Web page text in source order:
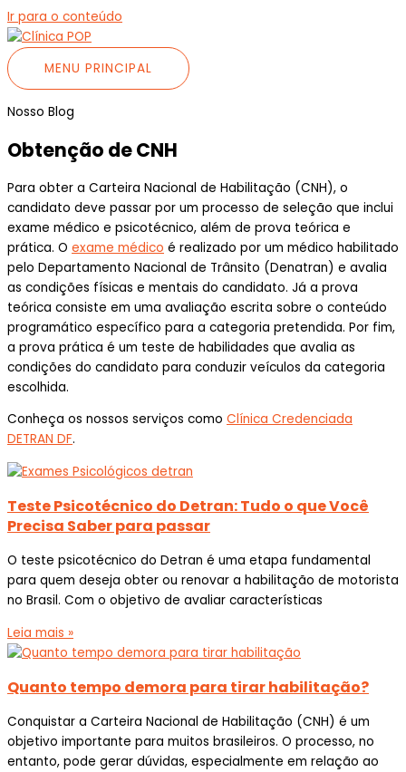
Ir para o conteúdo
MENU PRINCIPAL
Nosso Blog
Obtenção de CNH
Para obter a Carteira Nacional de Habilitação (CNH), o
candidato deve passar por um processo de seleção que inclui
exame médico e psicotécnico, além de prova teórica e
prática. O exame médico é realizado por um médico habilitado
pelo Departamento Nacional de Trânsito (Denatran) e avalia
as condições físicas e mentais do candidato. Já a prova
teórica consiste em uma avaliação escrita sobre o conteúdo
programático específico para a categoria pretendida. Por fim,
a prova prática é um teste de habilidades que avalia as
condições do candidato para conduzir veículos da categoria
escolhida.
Conheça os nossos serviços como Clínica Credenciada
DETRAN DF.
Teste Psicotécnico do Detran: Tudo o que Você
Precisa Saber para passar
O teste psicotécnico do Detran é uma etapa fundamental
para quem deseja obter ou renovar a habilitação de motorista
no Brasil. Com o objetivo de avaliar características
Leia mais »
Quanto tempo demora para tirar habilitação?
Conquistar a Carteira Nacional de Habilitação (CNH) é um
objetivo importante para muitos brasileiros. O processo, no
entanto, pode gerar dúvidas, especialmente em relação ao